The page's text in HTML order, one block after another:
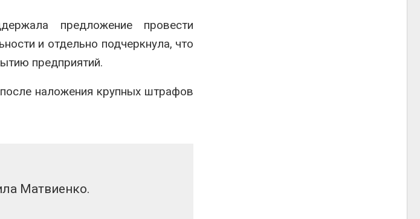
предложение провести
и отдельно подчеркнула, что
предприятий.
наложения крупных штрафов
Матвиенко.